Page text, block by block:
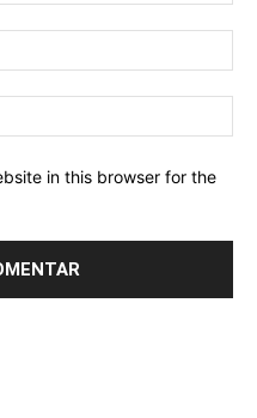
in this browser for the